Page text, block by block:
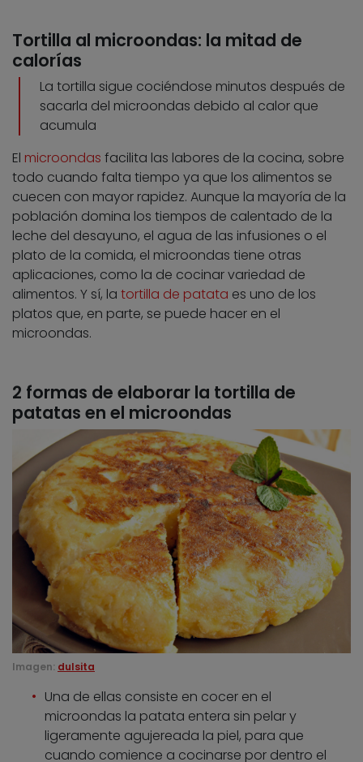
Tortilla al microondas: la mitad de
calorías
La tortilla sigue cociéndose minutos después de
sacarla del microondas debido al calor que
acumula
El microondas facilita las labores de la cocina, sobre
todo cuando falta tiempo ya que los alimentos se
cuecen con mayor rapidez. Aunque la mayoría de la
población domina los tiempos de calentado de la
leche del desayuno, el agua de las infusiones o el
plato de la comida, el microondas tiene otras
aplicaciones, como la de cocinar variedad de
alimentos. Y sí, la tortilla de patata es uno de los
platos que, en parte, se puede hacer en el
microondas.
2 formas de elaborar la tortilla de
patatas en el microondas
Imagen: dulsita
Una de ellas consiste en cocer en el
microondas la patata entera sin pelar y
ligeramente agujereada la piel, para que
cuando comience a cocinarse por dentro el